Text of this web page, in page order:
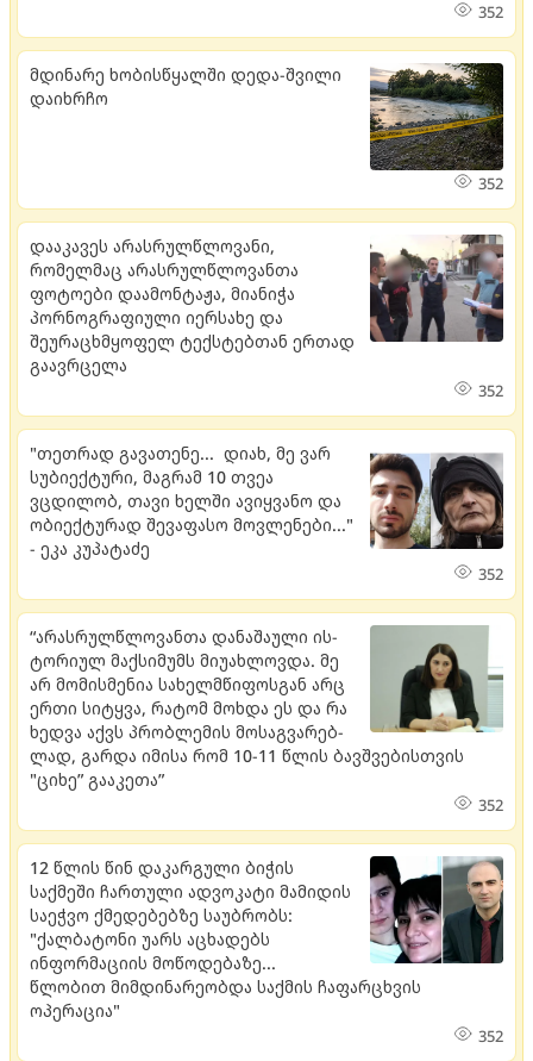
352
მდი­ნა­რე ხო­ბის­წყალ­ში დედა-შვი­ლი
და­იხ­რჩო
352
დააკავეს არასრულწლოვანი,
რომელმაც არასრულწლოვანთა
ფოტოები დაამონტაჟა, მიანიჭა
პორნოგრაფიული იერსახე და
შეურაცხმყოფელ ტექსტებთან ერთად
გაავრცელა
352
"თეთრად გავათენე... დიახ, მე ვარ
სუბიექტური, მაგრამ 10 თვეა
ვცდილობ, თავი ხელში ავიყვანო და
ობიექტურად შევაფასო მოვლენები..."
- ეკა კუპატაძე
352
“არას­რულ­წლო­ვან­თა და­ნა­შა­უ­ლი ის­
ტო­რი­ულ მაქ­სი­მუმს მი­უ­ახ­ლოვ­და. მე
არ მო­მის­მე­ნია სა­ხელ­მწი­ფოს­გან არც
ერთი სი­ტყვა, რა­ტომ მოხ­და ეს და რა
ხედ­ვა აქვს პრობ­ლე­მის მო­საგ­ვა­რებ­
ლად, გარ­და იმი­სა რომ 10-11 წლის ბავ­შვე­ბის­თვის
"ციხე” გა­ა­კე­თა”
352
12 წლის წინ დაკარგული ბიჭის
საქმეში ჩართული ადვოკატი მამიდის
საეჭვო ქმედებებზე საუბრობს:
"ქალბატონი უარს აცხადებს
ინფორმაციის მოწოდებაზე...
წლობით მიმდინარეობდა საქმის ჩაფარცხვის
ოპერაცია"
352